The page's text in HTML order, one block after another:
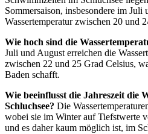
Sommersaison, insbesondere im
Wassertemperatur zwischen 20 und
Wie hoch sind die
Juli und August erreichen die
zwischen 22 und 25 Grad Celsius,
Baden schafft.
Wie beeinflusst die Jahreszeit die
Schluchsee? Die
wobei sie im Winter auf Tiefstwerte
und es daher kaum möglich ist, im